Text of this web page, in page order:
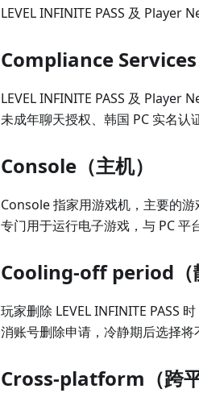
LEVEL INFINITE PASS 及 Player
Compliance Services
LEVEL INFINITE PASS 及 Player
未成年聊天授权、韩国 PC 实名认
Console（主机）
Console 指家用游戏机，主要的
专门用于运行电子游戏，与 PC 平
Cooling-off period（
玩家删除 LEVEL INFINITE PASS
消账号删除申请，冷静期后选择将
Cross-platform（跨平